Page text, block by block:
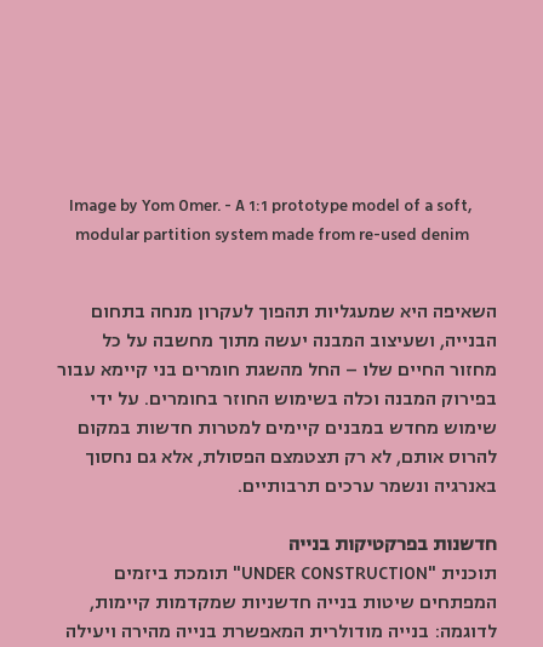
Image by Yom Omer. - A 1:1 prototype model of a soft,
modular partition system made from re-used denim
השאיפה היא שמעגליות תהפוך לעקרון מנחה בתחום
הבנייה, ושעיצוב המבנה יעשה מתוך מחשבה על כל
מחזור החיים שלו – החל מהשגת חומרים בני קיימא עבור
בפירוק המבנה וכלה בשימוש החוזר בחומרים. על ידי
שימוש מחדש במבנים קיימים למטרות חדשות במקום
להרוס אותם, לא רק תצטמצם הפסולת, אלא גם נחסוך
באנרגיה ונשמר ערכים תרבותיים.
חדשנות בפרקטיקות בנייה
תוכנית "UNDER CONSTRUCTION" תומכת ביזמים
המפתחים שיטות בנייה חדשניות שמקדמות קיימות,
לדוגמה: בנייה מודולרית המאפשרת בנייה מהירה ויעילה